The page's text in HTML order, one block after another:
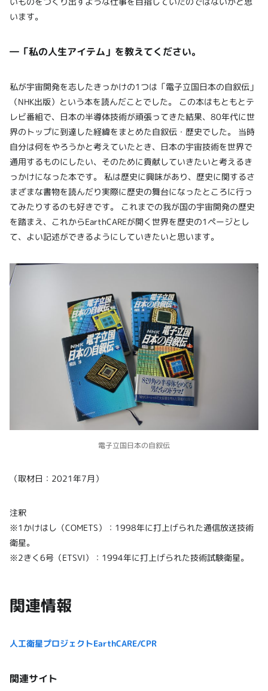
います。
―「私の人生アイテム」を教えてください。
私が宇宙開発を志したきっかけの1つは「電子立国日本の自叙伝」
（NHK出版）という本を読んだことでした。 この本はもともとテ
レビ番組で、日本の半導体技術が頑張ってきた結果、80年代に世
界のトップに到達した経緯をまとめた自叙伝・歴史でした。 当時
自分は何をやろうかと考えていたとき、日本の宇宙技術を世界で
通用するものにしたい、そのために貢献していきたいと考えるき
っかけになった本です。 私は歴史に興味があり、歴史に関するさ
まざまな書物を読んだり実際に歴史の舞台になったところに行っ
てみたりするのも好きです。 これまでの我が国の宇宙開発の歴史
を踏まえ、これからEarthCAREが開く世界を歴史の1ページとし
て、よい記述ができるようにしていきたいと思います。
電子立国日本の自叙伝
（取材日：2021年7月）
注釈
※1かけはし（COMETS）：1998年に打上げられた通信放送技術
衛星。
※2きく6号（ETSVI）：1994年に打上げられた技術試験衛星。
関連情報
人工衛星プロジェクトEarthCARE/CPR
関連サイト